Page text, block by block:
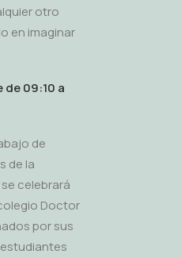
otro
en imaginar
de 09:10 a
de
de la
celebrará
Doctor
por sus